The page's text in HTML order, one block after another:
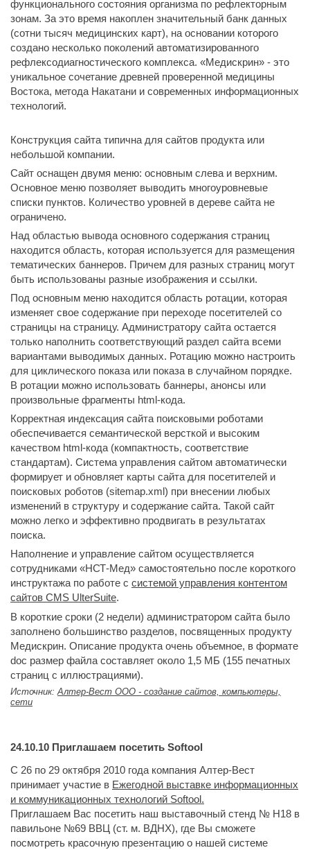
функционального состояния организма по рефлекторным
зонам. За это время накоплен значительный банк данных
(сотни тысяч медицинских карт), на основании которого
создано несколько поколений автоматизированного
рефлексодиагностического комплекса. «Медискрин» - это
уникальное сочетание древней проверенной медицины
Востока, метода Накатани и современных информационных
технологий.
Конструкция сайта типична для сайтов продукта или
небольшой компании.
Сайт оснащен двумя меню: основным слева и верхним.
Основное меню позволяет выводить многоуровневые
списки пунктов. Количество уровней в дереве сайта не
ограничено.
Над областью вывода основного содержания страниц
находится область, которая используется для размещения
тематических баннеров. Причем для разных страниц могут
быть использованы разные изображения и ссылки.
Под основным меню находится область ротации, которая
изменяет свое содержание при переходе посетителей со
страницы на страницу. Администратору сайта остается
только наполнить соответствующий раздел сайта всеми
вариантами выводимых данных. Ротацию можно настроить
для циклического показа или показа в случайном порядке.
В ротации можно использовать баннеры, анонсы или
произвольные фрагменты html-кода.
Корректная индексация сайта поисковыми роботами
обеспечивается семантической версткой и высоким
качеством html-кода (компактность, соответствие
стандартам). Система управления сайтом автоматически
формирует и обновляет карты сайта для посетителей и
поисковых роботов (sitemap.xml) при внесении любых
изменений в структуру и содержание сайта. Такой сайт
можно легко и эффективно продвигать в результатах
поиска.
Наполнение и управление сайтом осуществляется
сотрудниками «НСТ-Мед» самостоятельно после короткого
инструктажа по работе с системой управления контентом
сайтов CMS UlterSuite.
В короткие сроки (2 недели) администратором сайта было
заполнено большинство разделов, посвященных продукту
Медискрин. Описание продукта очень объемное, в формате
doc размер файла составляет около 1,5 МБ (155 печатных
страниц с иллюстрациями).
Источник: Алтер-Вест ООО - создание сайтов, компьютеры,
сети
24.10.10 Приглашаем посетить Softool
C 26 по 29 октября 2010 года компания Алтер-Вест
принимает участие в Ежегодной выставке информационных
и коммуникационных технологий Softool.
Приглашаем Вас посетить наш выставочный стенд № H18 в
павильоне №69 ВВЦ (ст. м. ВДНХ), где Вы сможете
посмотреть красочную презентацию о нашей системе